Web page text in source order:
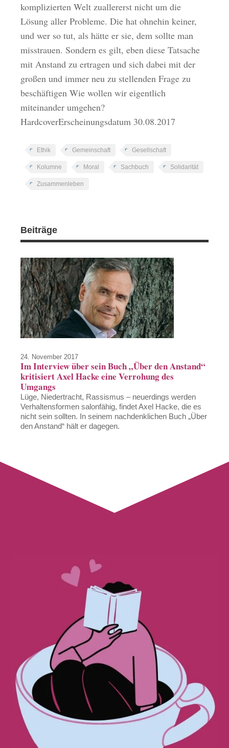
komplizierten Welt zuallererst nicht um die
Lösung aller Probleme. Die hat ohnehin keiner,
und wer so tut, als hätte er sie, dem sollte man
misstrauen. Sondern es gilt, eben diese Tatsache
mit Anstand zu ertragen und sich dabei mit der
großen und immer neu zu stellenden Frage zu
beschäftigen Wie wollen wir eigentlich
miteinander umgehen?
HardcoverErscheinungsdatum 30.08.2017
Ethik Gemeinschaft Gesellschaft
Kolumne Moral Sachbuch Solidarität
Zusammenleben
Beiträge
24. November 2017
Im Interview über sein Buch „Über den Anstand“
kritisiert Axel Hacke eine Verrohung des
Umgangs
Lüge, Niedertracht, Rassismus – neuerdings werden
Verhaltensformen salonfähig, findet Axel Hacke, die es
nicht sein sollten. In seinem nachdenklichen Buch „Über
den Anstand“ hält er dagegen.